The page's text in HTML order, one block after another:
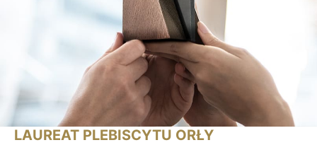
LAUREAT PLEBISCYTU ORŁY